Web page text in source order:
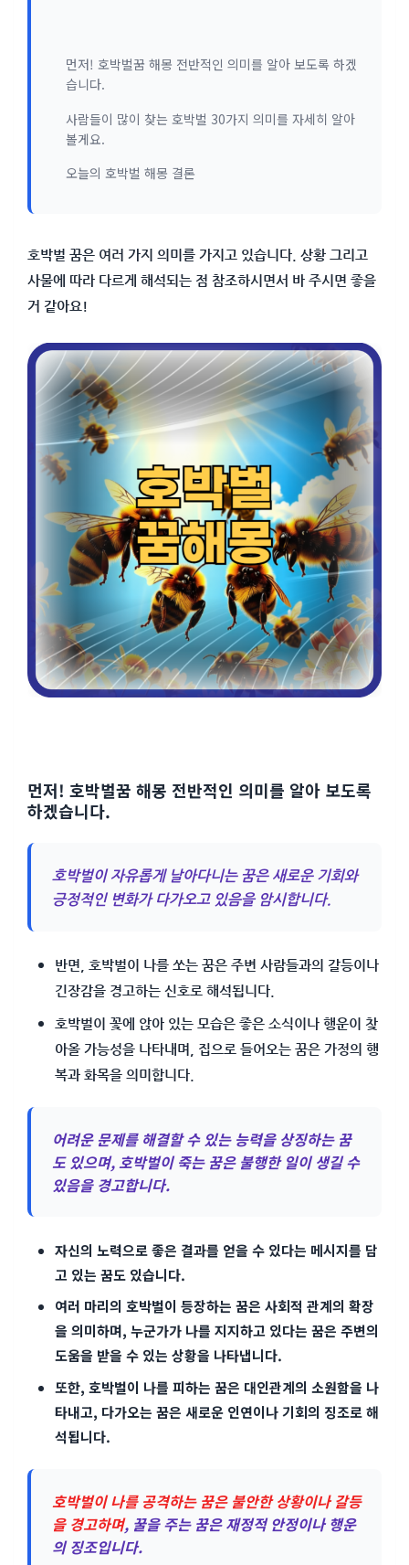
먼저! 호박벌꿈 해몽 전반적인 의미를 알아 보도록 하겠
습니다.
사람들이 많이 찾는 호박벌 30가지 의미를 자세히 알아
볼게요.
오늘의 호박벌 해몽 결론
호박벌 꿈은 여러 가지 의미를 가지고 있습니다. 상황 그리고
사물에 따라 다르게 해석되는 점 참조하시면서 바 주시면 좋을
거 같아요!
먼저! 호박벌꿈 해몽 전반적인 의미를 알아 보도록
하겠습니다.
호박벌이 자유롭게 날아다니는 꿈은 새로운 기회와
긍정적인 변화가 다가오고 있음을 암시합니다.
반면, 호박벌이 나를 쏘는 꿈은 주변 사람들과의 갈등이나
긴장감을 경고하는 신호로 해석됩니다.
호박벌이 꽃에 앉아 있는 모습은 좋은 소식이나 행운이 찾
아올 가능성을 나타내며, 집으로 들어오는 꿈은 가정의 행
복과 화목을 의미합니다.
어려운 문제를 해결할 수 있는 능력을 상징하는 꿈
도 있으며, 호박벌이 죽는 꿈은 불행한 일이 생길 수
있음을 경고합니다.
자신의 노력으로 좋은 결과를 얻을 수 있다는 메시지를 담
고 있는 꿈도 있습니다.
여러 마리의 호박벌이 등장하는 꿈은 사회적 관계의 확장
을 의미하며, 누군가가 나를 지지하고 있다는 꿈은 주변의
도움을 받을 수 있는 상황을 나타냅니다.
또한, 호박벌이 나를 피하는 꿈은 대인관계의 소원함을 나
타내고, 다가오는 꿈은 새로운 인연이나 기회의 징조로 해
석됩니다.
호박벌이 나를 공격하는 꿈은 불안한 상황이나 갈등
을 경고하며, 꿀을 주는 꿈은 재정적 안정이나 행운
의 징조입니다.